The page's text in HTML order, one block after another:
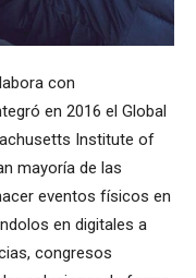
con
en 2016 el Global
Institute of
mayoría de las
eventos físicos en
en digitales a
congresos